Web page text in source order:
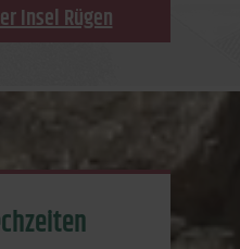
Insel Rügen